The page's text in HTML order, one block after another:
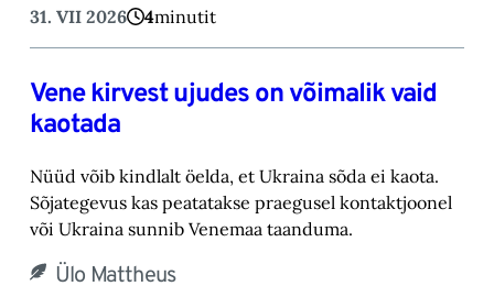
31. VII 2026 4minutit
Vene kirvest ujudes on võimalik vaid
kaotada
Nüüd võib kindlalt öelda, et Ukraina sõda ei kaota.
Sõjategevus kas peatatakse praegusel kontaktjoonel
või Ukraina sunnib Venemaa taanduma.
Ülo Mattheus